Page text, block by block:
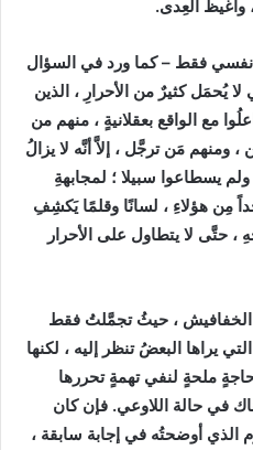
وأغيظَ العِدى.
فقط – كما ورد في السؤال
لا يُحمَل كثيرٌ من الأحرارِ ، الذين
مع الواقع بعقلانيةٍ ، منهم من
مَن ترجَّل ، إلاَّ أنَّه لا يزالُ
يسطاعوا سبيلا ؛ لمجابهةِ
مِن هؤلاءِ ، لسانًا وقلمًا يَكشِفِ
حتَّى لا يتطاول على الأحرار
الخفافيش ، حيثُ تجمَّلتُ فقط
يراها البعضُ تنظر إليه ، لكنها
ملحةٍ لنفي تهمةٍ تحررها
في حالة اللاوعي. فإن كان
أوضحتُه في إجابة سابقة ،